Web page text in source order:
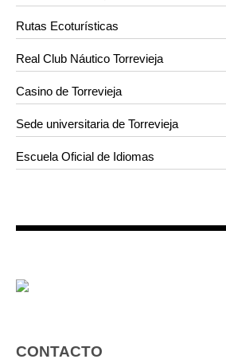
Rutas Ecoturísticas
Real Club Náutico Torrevieja
Casino de Torrevieja
Sede universitaria de Torrevieja
Escuela Oficial de Idiomas
CONTACTO